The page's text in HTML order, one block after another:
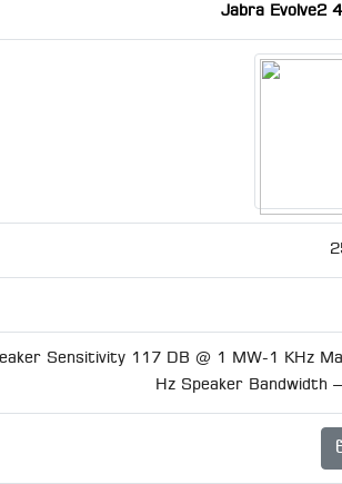
Jabra Evolve2
Sensitivity 117 DB @ 1 MW-1 KHz
Hz Speaker Bandwidth